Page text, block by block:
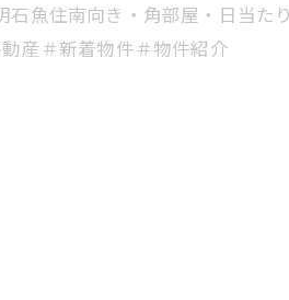
石魚住南向き・角部屋・日当た
産＃新着物件＃物件紹介